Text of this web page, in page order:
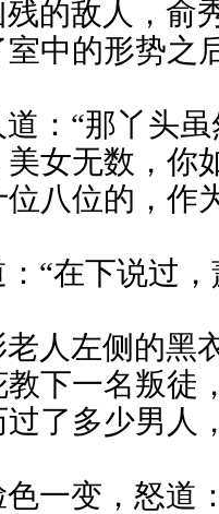
的敌人，俞
中的形势之
：“那丫头
女无数，你
八位的，作
“在下说过，
人左侧的黑
下一名叛徒
了多少男人
一变，怒道